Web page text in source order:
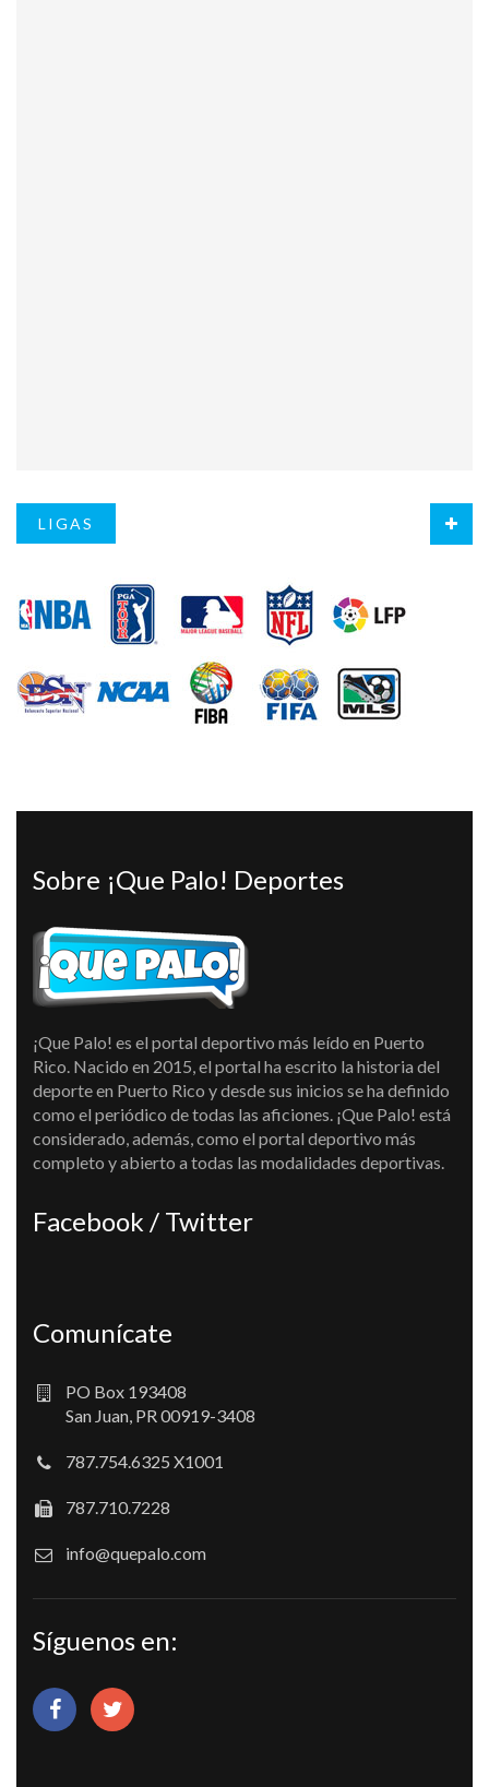
LIGAS
Sobre ¡Que Palo! Deportes
¡Que Palo! es el portal deportivo más leído en Puerto
Rico. Nacido en 2015, el portal ha escrito la historia del
deporte en Puerto Rico y desde sus inicios se ha definido
como el periódico de todas las aficiones. ¡Que Palo! está
considerado, además, como el portal deportivo más
completo y abierto a todas las modalidades deportivas.
Facebook / Twitter
Comunícate
PO Box 193408
San Juan, PR 00919-3408
787.754.6325 X1001
787.710.7228
info@quepalo.com
Síguenos en: